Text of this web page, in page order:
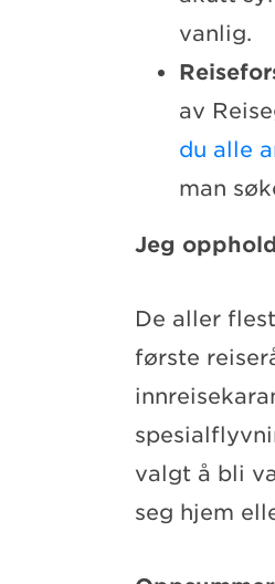
vanlig.
av
du alle
man
Jeg
De aller
første
valgt å bli
seg hjem